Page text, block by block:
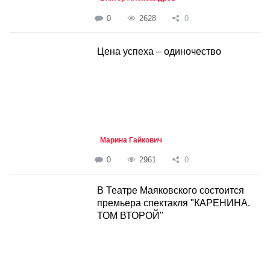
0 2628 0
Цена успеха – одиночество
Марина Гайкович
0 2961 0
В Театре Маяковского состоится
премьера спектакля "КАРЕНИНА.
ТОМ ВТОРОЙ"